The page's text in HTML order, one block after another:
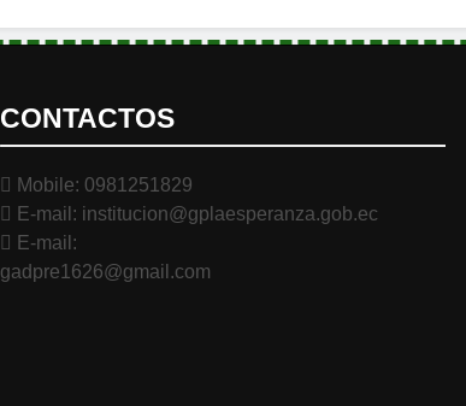
CONTACTOS
Mobile: 0981251829
E-mail: institucion@gplaesperanza.gob.ec
E-mail:
gadpre1626@gmail.com